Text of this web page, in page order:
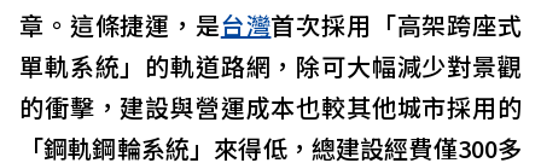
章。這條捷運，是台灣首次採用「高架跨座式
單軌系統」的軌道路網，除可大幅減少對景觀
的衝擊，建設與營運成本也較其他城市採用的
「鋼軌鋼輪系統」來得低，總建設經費僅300多